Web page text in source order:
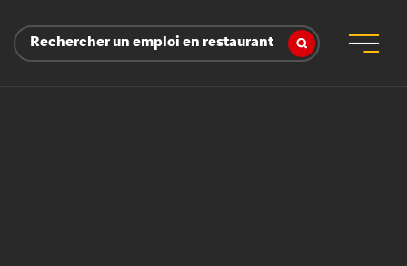
Rechercher un emploi en restaurant